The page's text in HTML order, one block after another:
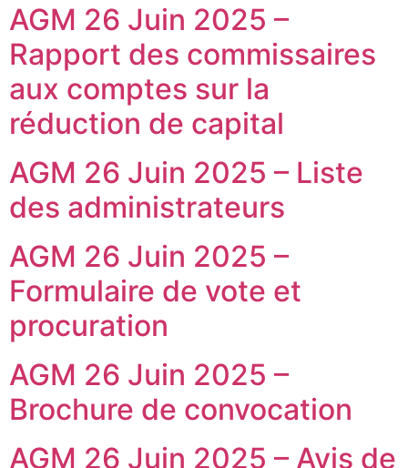
AGM 26 Juin 2025 –
Rapport des commissaires
aux comptes sur la
réduction de capital
AGM 26 Juin 2025 – Liste
des administrateurs
AGM 26 Juin 2025 –
Formulaire de vote et
procuration
AGM 26 Juin 2025 –
Brochure de convocation
AGM 26 Juin 2025 – Avis de